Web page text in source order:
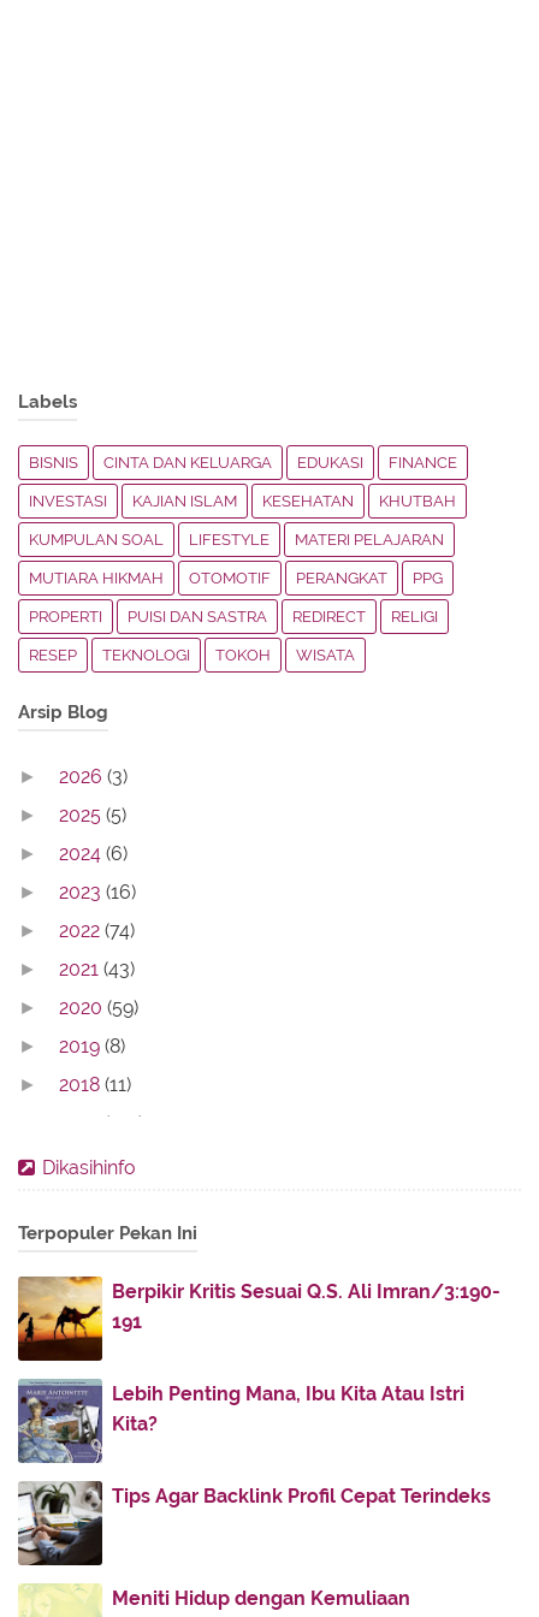
Labels
BISNIS CINTA DAN KELUARGA EDUKASI FINANCE
INVESTASI KAJIAN ISLAM KESEHATAN KHUTBAH
KUMPULAN SOAL LIFESTYLE MATERI PELAJARAN
MUTIARA HIKMAH OTOMOTIF PERANGKAT PPG
PROPERTI PUISI DAN SASTRA REDIRECT RELIGI
RESEP TEKNOLOGI TOKOH WISATA
Arsip Blog
► 2026 (3)
► 2025 (5)
► 2024 (6)
► 2023 (16)
► 2022 (74)
► 2021 (43)
► 2020 (59)
► 2019 (8)
► 2018 (11)
(142)
► 2016(11)
► 2012(86)
► 2011
▼ 2010 (187)
► November(60)
▼ October
BAZIGHA DAN PESONA YUSUF
Barokah Sholat Khusyu'
Shalat yang Tak Shalat
Dikasihinfo
Terpopuler Pekan Ini
Berpikir Kritis Sesuai Q.S. Ali Imran/3:190-
191
Lebih Penting Mana, Ibu Kita Atau Istri
Kita?
Tips Agar Backlink Profil Cepat Terindeks
Meniti Hidup dengan Kemuliaan